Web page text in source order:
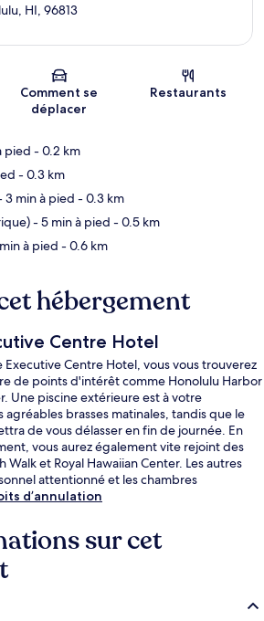
Carte
HI, 96813
Comment se
déplacer
Restaurants
pied - 0.2 km
- 0.3 km
3 min à pied - 0.3 km
- 5 min à pied - 0.5 km
à pied - 0.6 km
hébergement
Centre Hotel
Executive Centre Hotel, vous vous trouverez
de points d'intérêt comme Honolulu Harbor
Une piscine extérieure est à votre
brasses matinales, tandis que le
de vous délasser en fin de journée. En
vous aurez également vite rejoint des
Walk et Royal Hawaiian Center. Les autres
attentionné et les chambres
d’annulation
sur cet